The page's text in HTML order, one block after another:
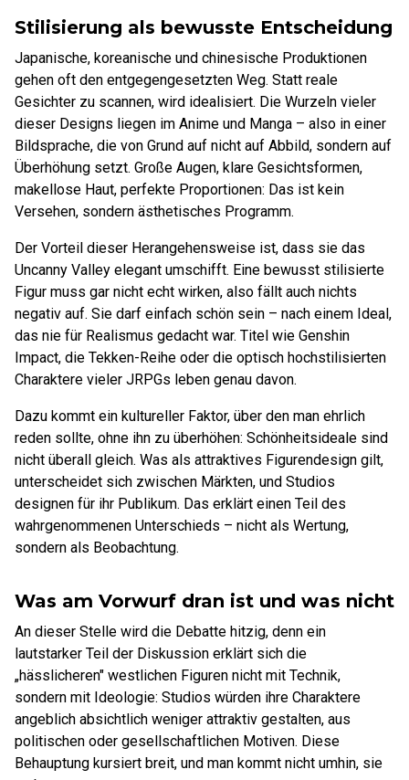
Stilisierung als bewusste Entscheidung
Japanische, koreanische und chinesische Produktionen
gehen oft den entgegengesetzten Weg. Statt reale
Gesichter zu scannen, wird idealisiert. Die Wurzeln vieler
dieser Designs liegen im Anime und Manga – also in einer
Bildsprache, die von Grund auf nicht auf Abbild, sondern auf
Überhöhung setzt. Große Augen, klare Gesichtsformen,
makellose Haut, perfekte Proportionen: Das ist kein
Versehen, sondern ästhetisches Programm.
Der Vorteil dieser Herangehensweise ist, dass sie das
Uncanny Valley elegant umschifft. Eine bewusst stilisierte
Figur muss gar nicht echt wirken, also fällt auch nichts
negativ auf. Sie darf einfach schön sein – nach einem Ideal,
das nie für Realismus gedacht war. Titel wie Genshin
Impact, die Tekken-Reihe oder die optisch hochstilisierten
Charaktere vieler JRPGs leben genau davon.
Dazu kommt ein kultureller Faktor, über den man ehrlich
reden sollte, ohne ihn zu überhöhen: Schönheitsideale sind
nicht überall gleich. Was als attraktives Figurendesign gilt,
unterscheidet sich zwischen Märkten, und Studios
designen für ihr Publikum. Das erklärt einen Teil des
wahrgenommenen Unterschieds – nicht als Wertung,
sondern als Beobachtung.
Was am Vorwurf dran ist und was nicht
An dieser Stelle wird die Debatte hitzig, denn ein
lautstarker Teil der Diskussion erklärt sich die
„hässlicheren" westlichen Figuren nicht mit Technik,
sondern mit Ideologie: Studios würden ihre Charaktere
angeblich absichtlich weniger attraktiv gestalten, aus
politischen oder gesellschaftlichen Motiven. Diese
Behauptung kursiert breit, und man kommt nicht umhin, sie